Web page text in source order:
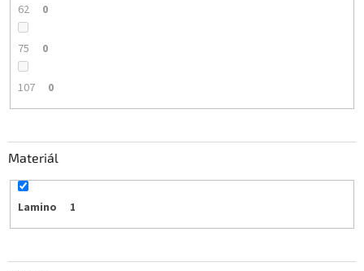
62 0
75 0
107 0
Materiál
Lamino 1